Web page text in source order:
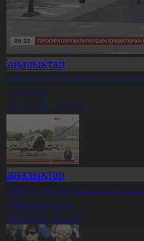
облысында 22
20:20
жолаушы мінген
көтерілді
20:19